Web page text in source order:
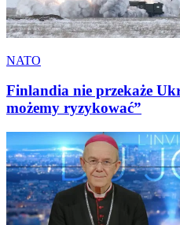
NATO
Finlandia nie przekaże
możemy ryzykować”